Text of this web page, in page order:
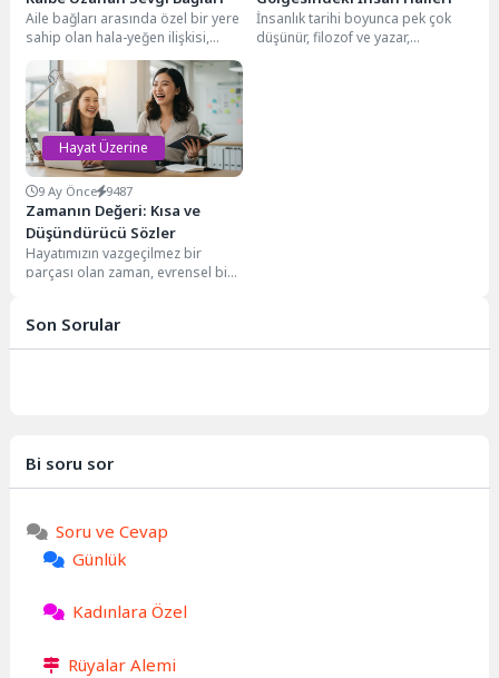
Aile bağları arasında özel bir yere
sahip olan hala-yeğen ilişkisi,
sevginin, rehberliğin ve koşulsuz
desteğin...
İnsanlık tarihi boyunca pek çok
düşünür, filozof ve yazar,
Hayat Üzerine
9 Ay Önce 9487
Zamanın Değeri: Kısa ve
Düşündürücü Sözler
Hayatımızın vazgeçilmez bir
parçası olan zaman, evrensel bir
Son Sorular
Bi soru sor
Soru ve Cevap
Günlük
Kadınlara Özel
Rüyalar Alemi